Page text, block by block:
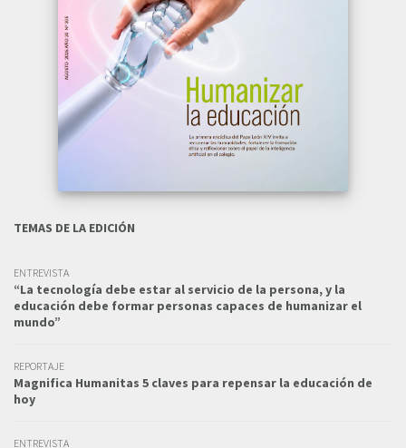
TEMAS DE LA EDICIÓN
ENTREVISTA
“La tecnología debe estar al servicio de la persona, y la
educación debe formar personas capaces de humanizar el
mundo”
REPORTAJE
Magnifica Humanitas 5 claves para repensar la educación de
hoy
ENTREVISTA